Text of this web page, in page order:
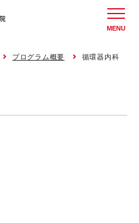
MENU
プログラム概要 循環器内科